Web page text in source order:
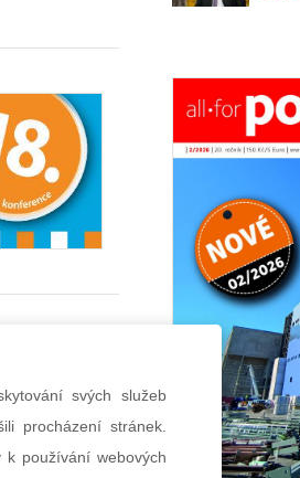
svých služeb
procházení stránek.
používání webových